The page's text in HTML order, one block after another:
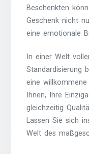
Beschenkten
Geschenk nicht
eine emotionale
In einer Welt
Standardisierung
eine
Ihnen, Ihre
gleichzeitig
Lassen Sie sich
Welt des